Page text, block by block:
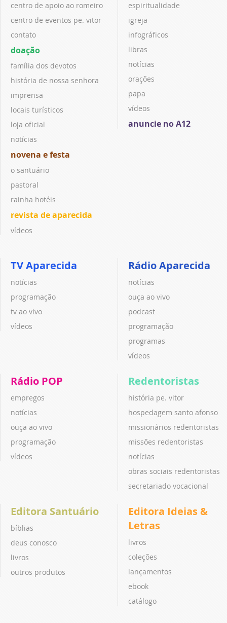
centro de apoio ao romeiro
centro de eventos pe. vitor
contato
doação
família dos devotos
história de nossa senhora
imprensa
locais turísticos
loja oficial
notícias
novena e festa
o santuário
pastoral
rainha hotéis
revista de aparecida
vídeos
espiritualidade
igreja
infográficos
libras
notícias
orações
papa
vídeos
anuncie no A12
TV Aparecida
notícias
programação
tv ao vivo
vídeos
Rádio Aparecida
notícias
ouça ao vivo
podcast
programação
programas
vídeos
Rádio POP
empregos
notícias
ouça ao vivo
programação
vídeos
Redentoristas
história pe. vitor
hospedagem santo afonso
missionários redentoristas
missões redentoristas
notícias
obras sociais redentoristas
secretariado vocacional
Editora Santuário
bíblias
deus conosco
livros
outros produtos
Editora Ideias &
Letras
livros
coleções
lançamentos
ebook
catálogo